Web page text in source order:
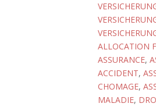
ALLOCATION
ASSURANCE,
ACCIDENT,
CHOMAGE,
MALADIE,